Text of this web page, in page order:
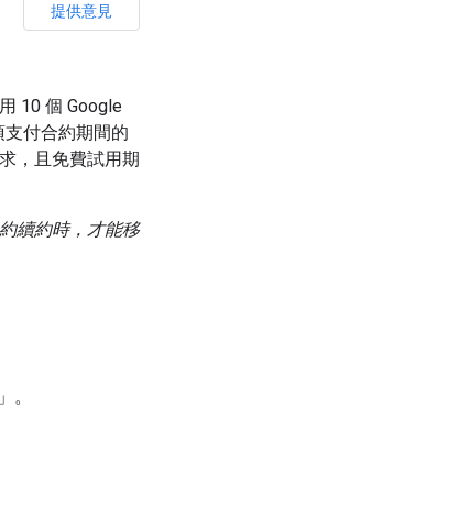
提供意見
10 個 Google
付合約期間的
，且免費試用期
續約時，才能移
。